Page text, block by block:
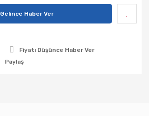
Gelince Haber Ver
Fiyatı Düşünce Haber Ver
Paylaş